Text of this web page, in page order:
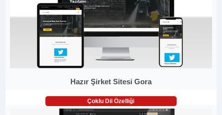
Hazır Şirket Sitesi Gora
Çoklu Dil Özelliği